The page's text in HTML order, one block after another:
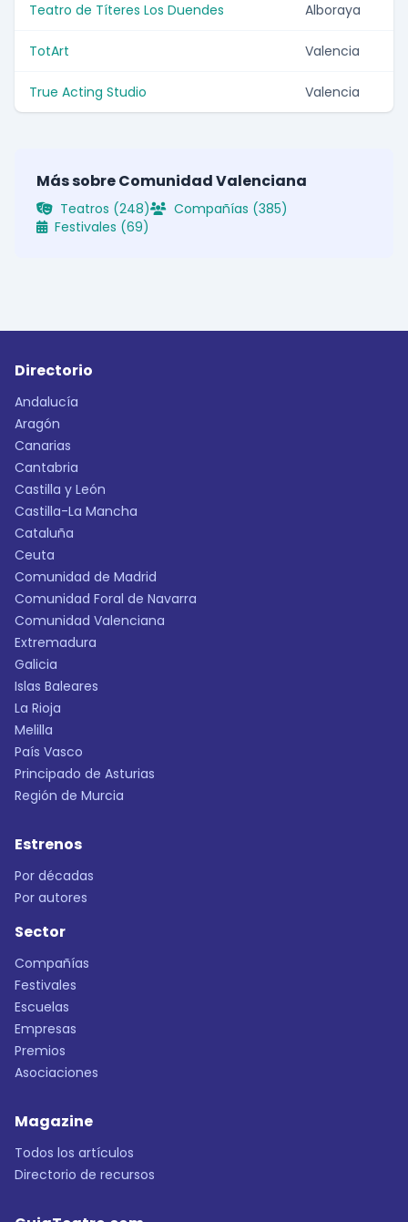
Teatro de Títeres Los Duendes Alboraya
TotArt Valencia
True Acting Studio Valencia
Más sobre Comunidad Valenciana
Teatros (248)
Compañías (385)
Festivales (69)
Directorio
Andalucía
Aragón
Canarias
Cantabria
Castilla y León
Castilla-La Mancha
Cataluña
Ceuta
Comunidad de Madrid
Comunidad Foral de Navarra
Comunidad Valenciana
Extremadura
Galicia
Islas Baleares
La Rioja
Melilla
País Vasco
Principado de Asturias
Región de Murcia
Estrenos
Por décadas
Por autores
Sector
Compañías
Festivales
Escuelas
Empresas
Premios
Asociaciones
Magazine
Todos los artículos
Directorio de recursos